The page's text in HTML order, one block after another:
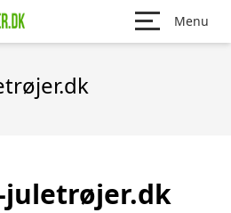
Menu
juletrøjer.dk